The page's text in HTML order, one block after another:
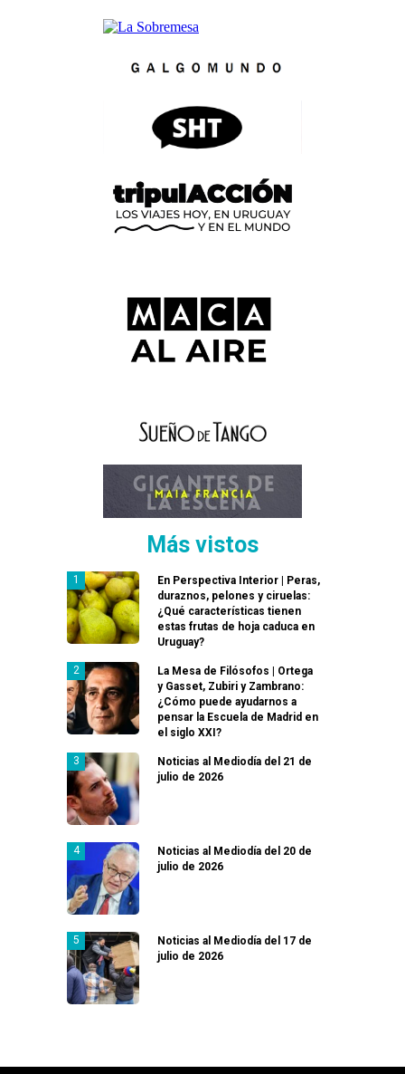
Más vistos
En Perspectiva Interior | Peras,
duraznos, pelones y ciruelas:
¿Qué características tienen
estas frutas de hoja caduca en
Uruguay?
La Mesa de Filósofos | Ortega
y Gasset, Zubiri y Zambrano:
¿Cómo puede ayudarnos a
pensar la Escuela de Madrid en
el siglo XXI?
Noticias al Mediodía del 21 de
julio de 2026
Noticias al Mediodía del 20 de
julio de 2026
Noticias al Mediodía del 17 de
julio de 2026